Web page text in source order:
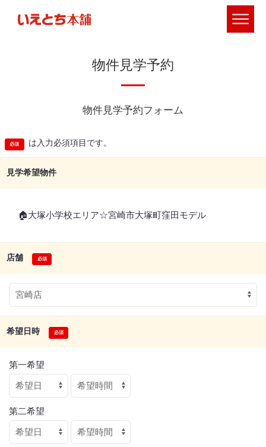
物件見学予約
物件見学予約フォーム
は入力必須項目です。
見学希望物件
🏠大塚小学校エリア☆宮崎市大塚町窪田モデル
店舗
希望日時
第一希望
第二希望